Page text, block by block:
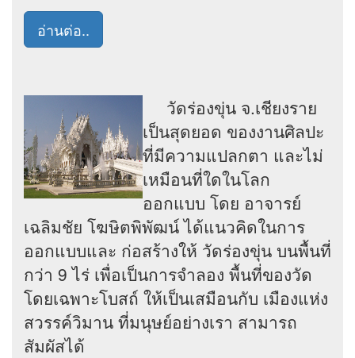
อ่านต่อ..
วัดร่องขุ่น จ.เชียงราย
เป็นสุดยอด ของงานศิลปะ
ที่มีความแปลกตา และไม่
เหมือนที่ใดในโลก
ออกแบบ โดย อาจารย์
เฉลิมชัย โฆษิตพิพัฒน์ ได้แนวคิดในการ
ออกแบบและ ก่อสร้างให้ วัดร่องขุ่น บนพื้นที่
กว่า 9 ไร่ เพื่อเป็นการจำลอง พื้นที่ของวัด
โดยเฉพาะโบสถ์ ให้เป็นเสมือนกับ เมืองแห่ง
สวรรค์วิมาน ที่มนุษย์อย่างเรา สามารถ
สัมผัสได้